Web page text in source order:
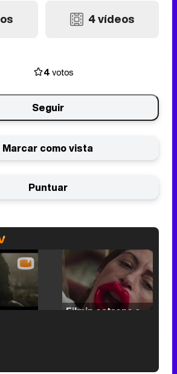
4 vídeos
4votos
Seguir
Marcar como vista
Puntuar
Unmute /